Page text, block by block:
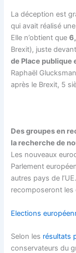
La déception est
qui avait réalisé
Elle n’obtient que
Brexit), juste
de Place publique
Raphaël
après le Brexit, 5
Des groupes en
la recherche de
Les nouveaux
Parlement
autres pays de
recomposeront les
Elections
Selon les résultats
conservateurs du